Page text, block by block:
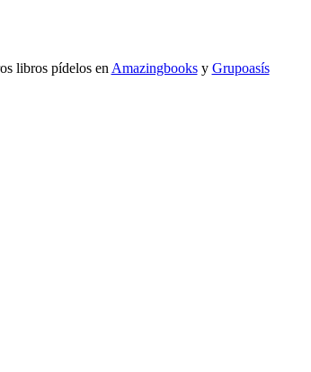
libros pídelos enAmazingbooksy Grupoasís